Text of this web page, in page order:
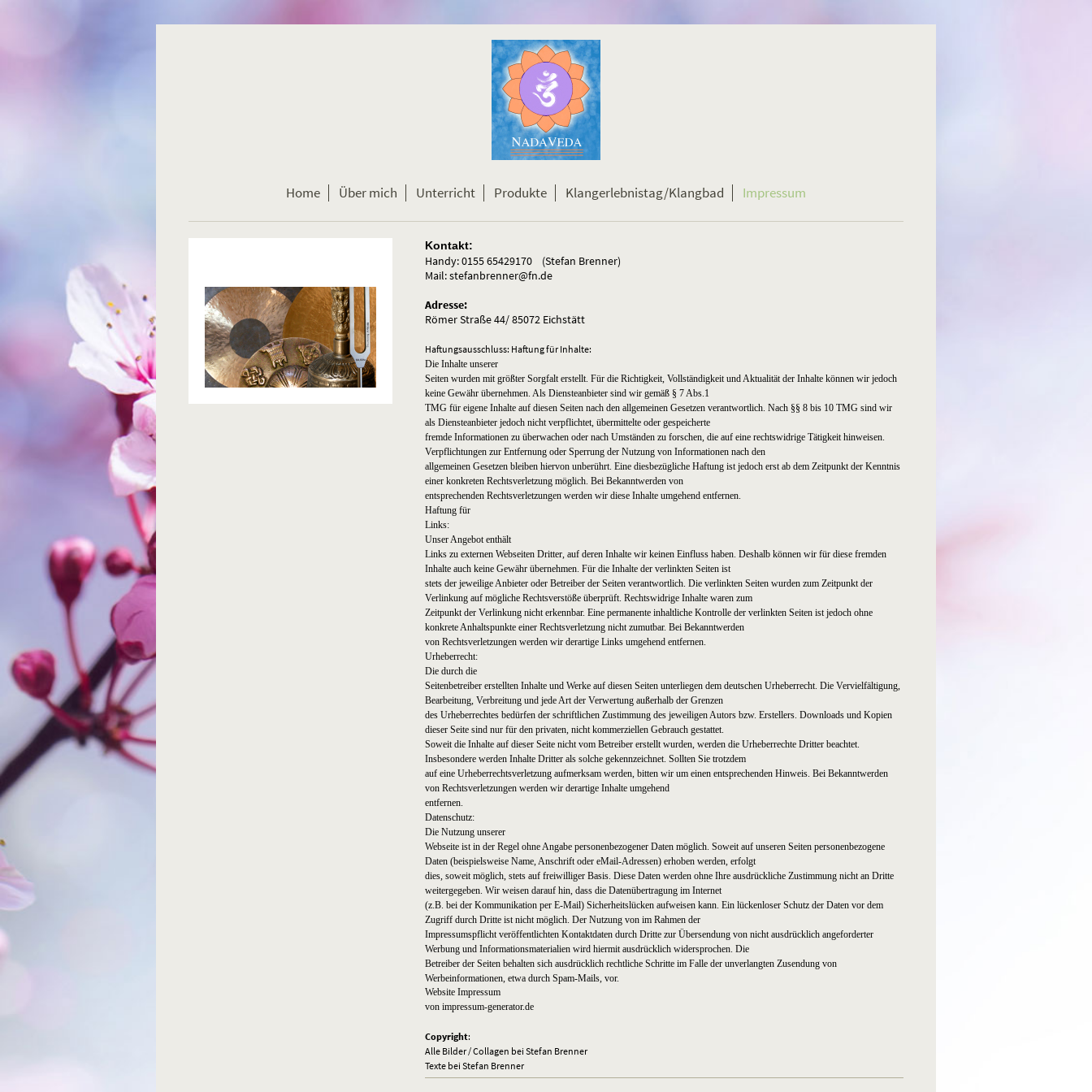
Home Über mich Unterricht Produkte Klangerlebnistag/Klangbad Impressum
Kontakt:
Handy: 0155 65429170 (Stefan Brenner)
Mail: stefanbrenner@fn.de
Adresse:
Römer Straße 44/ 85072 Eichstätt
Haftungsausschluss: Haftung für Inhalte:
Die Inhalte unserer
Seiten wurden mit größter Sorgfalt erstellt. Für die Richtigkeit, Vollständigkeit und Aktualität der Inhalte können wir jedoch
keine Gewähr übernehmen. Als Diensteanbieter sind wir gemäß § 7 Abs.1
TMG für eigene Inhalte auf diesen Seiten nach den allgemeinen Gesetzen verantwortlich. Nach §§ 8 bis 10 TMG sind wir
als Diensteanbieter jedoch nicht verpflichtet, übermittelte oder gespeicherte
fremde Informationen zu überwachen oder nach Umständen zu forschen, die auf eine rechtswidrige Tätigkeit hinweisen.
Verpflichtungen zur Entfernung oder Sperrung der Nutzung von Informationen nach den
allgemeinen Gesetzen bleiben hiervon unberührt. Eine diesbezügliche Haftung ist jedoch erst ab dem Zeitpunkt der Kenntnis
einer konkreten Rechtsverletzung möglich. Bei Bekanntwerden von
entsprechenden Rechtsverletzungen werden wir diese Inhalte umgehend entfernen.
Haftung für
Links:
Unser Angebot enthält
Links zu externen Webseiten Dritter, auf deren Inhalte wir keinen Einfluss haben. Deshalb können wir für diese fremden
Inhalte auch keine Gewähr übernehmen. Für die Inhalte der verlinkten Seiten ist
stets der jeweilige Anbieter oder Betreiber der Seiten verantwortlich. Die verlinkten Seiten wurden zum Zeitpunkt der
Verlinkung auf mögliche Rechtsverstöße überprüft. Rechtswidrige Inhalte waren zum
Zeitpunkt der Verlinkung nicht erkennbar. Eine permanente inhaltliche Kontrolle der verlinkten Seiten ist jedoch ohne
konkrete Anhaltspunkte einer Rechtsverletzung nicht zumutbar. Bei Bekanntwerden
von Rechtsverletzungen werden wir derartige Links umgehend entfernen.
Urheberrecht:
Die durch die
Seitenbetreiber erstellten Inhalte und Werke auf diesen Seiten unterliegen dem deutschen Urheberrecht. Die Vervielfältigung,
Bearbeitung, Verbreitung und jede Art der Verwertung außerhalb der Grenzen
des Urheberrechtes bedürfen der schriftlichen Zustimmung des jeweiligen Autors bzw. Erstellers. Downloads und Kopien
dieser Seite sind nur für den privaten, nicht kommerziellen Gebrauch gestattet.
Soweit die Inhalte auf dieser Seite nicht vom Betreiber erstellt wurden, werden die Urheberrechte Dritter beachtet.
Insbesondere werden Inhalte Dritter als solche gekennzeichnet. Sollten Sie trotzdem
auf eine Urheberrechtsverletzung aufmerksam werden, bitten wir um einen entsprechenden Hinweis. Bei Bekanntwerden
von Rechtsverletzungen werden wir derartige Inhalte umgehend
entfernen.
Datenschutz:
Die Nutzung unserer
Webseite ist in der Regel ohne Angabe personenbezogener Daten möglich. Soweit auf unseren Seiten personenbezogene
Daten (beispielsweise Name, Anschrift oder eMail-Adressen) erhoben werden, erfolgt
dies, soweit möglich, stets auf freiwilliger Basis. Diese Daten werden ohne Ihre ausdrückliche Zustimmung nicht an Dritte
weitergegeben. Wir weisen darauf hin, dass die Datenübertragung im Internet
(z.B. bei der Kommunikation per E-Mail) Sicherheitslücken aufweisen kann. Ein lückenloser Schutz der Daten vor dem
Zugriff durch Dritte ist nicht möglich. Der Nutzung von im Rahmen der
Impressumspflicht veröffentlichten Kontaktdaten durch Dritte zur Übersendung von nicht ausdrücklich angeforderter
Werbung und Informationsmaterialien wird hiermit ausdrücklich widersprochen. Die
Betreiber der Seiten behalten sich ausdrücklich rechtliche Schritte im Falle der unverlangten Zusendung von
Werbeinformationen, etwa durch Spam-Mails, vor.
Website Impressum
von impressum-generator.de
Copyright:
Alle Bilder / Collagen bei Stefan Brenner
Texte bei Stefan Brenner